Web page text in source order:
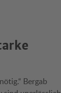
Bergab